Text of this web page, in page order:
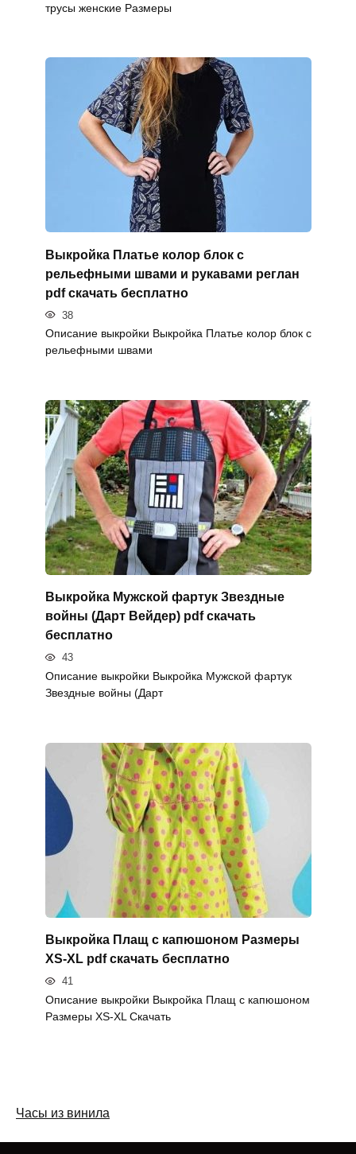
трусы женские Размеры
Выкройка Платье колор блок с
рельефными швами и рукавами реглан
pdf скачать бесплатно
38
Описание выкройки Выкройка Платье колор блок с
рельефными швами
Выкройка Мужской фартук Звездные
войны (Дарт Вейдер) pdf скачать
бесплатно
43
Описание выкройки Выкройка Мужской фартук
Звездные войны (Дарт
Выкройка Плащ с капюшоном Размеры
XS-XL pdf скачать бесплатно
41
Описание выкройки Выкройка Плащ с капюшоном
Размеры XS-XL Скачать
Часы из винила